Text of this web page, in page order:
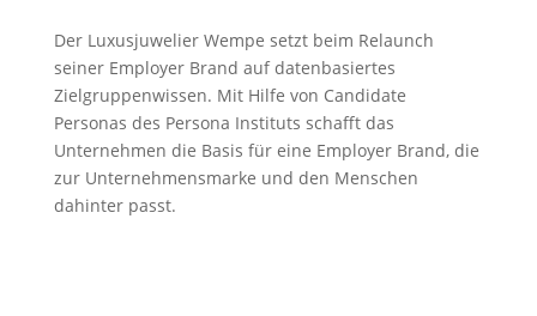
Der Luxusjuwelier Wempe setzt beim Relaunch
seiner Employer Brand auf datenbasiertes
Zielgruppenwissen. Mit Hilfe von Candidate
Personas des Persona Instituts schafft das
Unternehmen die Basis für eine Employer Brand, die
zur Unternehmensmarke und den Menschen
dahinter passt.